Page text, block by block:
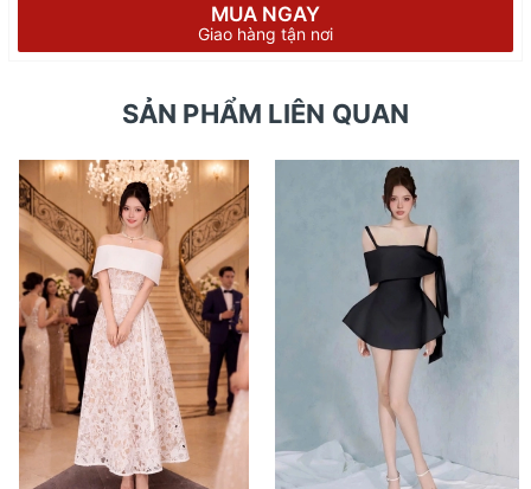
MUA NGAY
Giao hàng tận nơi
SẢN PHẨM LIÊN QUAN